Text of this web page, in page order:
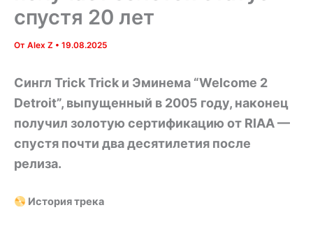
спустя 20 лет
От Alex Z • 19.08.2025
Сингл Trick Trick и Эминема “Welcome 2
Detroit”, выпущенный в 2005 году, наконец
получил золотую сертификацию от RIAA —
спустя почти два десятилетия после
релиза.
История трека